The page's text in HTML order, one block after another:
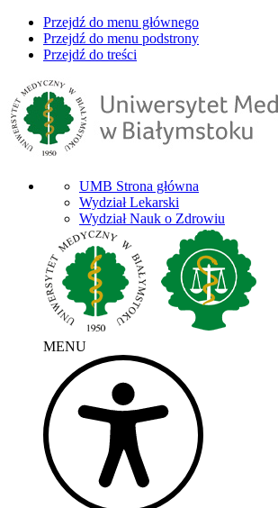
Przejdź do menu głównego
Przejdź do menu podstrony
Przejdź do treści
UMB Strona główna
Wydział Lekarski
Wydział Nauk o Zdrowiu
MENU